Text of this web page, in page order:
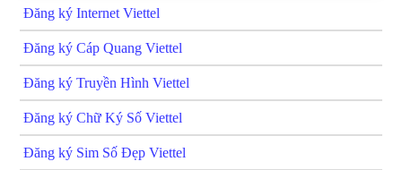
Đăng ký Internet Viettel
Đăng ký Cáp Quang Viettel
Đăng ký Truyền Hình Viettel
Đăng ký Chữ Ký Số Viettel
Đăng ký Sim Số Đẹp Viettel